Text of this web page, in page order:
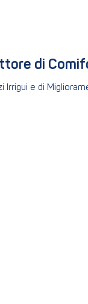
di
Irrigui e di